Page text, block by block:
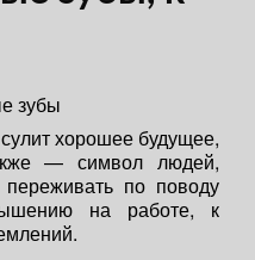
хорошее будущее,
— символ людей,
по поводу
на работе, к